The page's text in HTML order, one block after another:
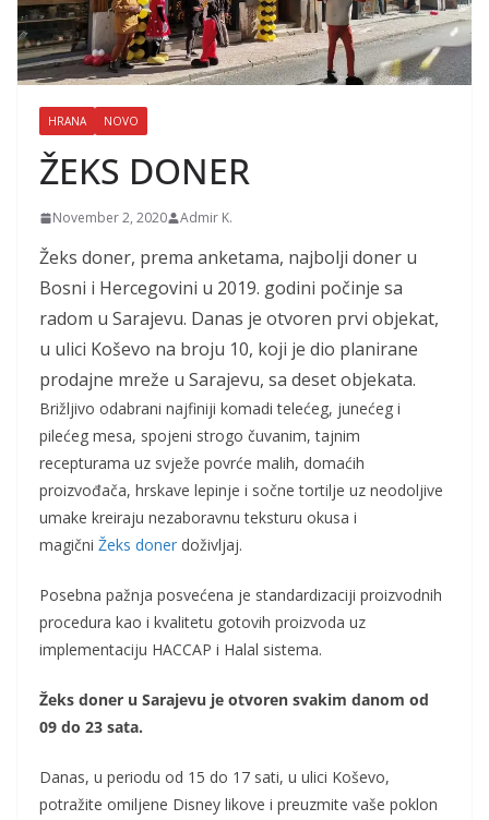
HRANA NOVO
ŽEKS DONER
November 2, 2020 Admir K.
Žeks doner, prema anketama, najbolji doner u
Bosni i Hercegovini u 2019. godini počinje sa
radom u Sarajevu. Danas je otvoren prvi objekat,
u ulici Koševo na broju 10, koji je dio planirane
prodajne mreže u Sarajevu, sa deset objekata.
Brižljivo odabrani najfiniji komadi telećeg, junećeg i
pilećeg mesa, spojeni strogo čuvanim, tajnim
recepturama uz svježe povrće malih, domaćih
proizvođača, hrskave lepinje i sočne tortilje uz neodoljive
umake kreiraju nezaboravnu teksturu okusa i
magični Žeks doner doživljaj.
Posebna pažnja posvećena je standardizaciji proizvodnih
procedura kao i kvalitetu gotovih proizvoda uz
implementaciju HACCAP i Halal sistema.
Žeks doner u Sarajevu je otvoren svakim danom od
09 do 23 sata.
Danas, u periodu od 15 do 17 sati, u ulici Koševo,
potražite omiljene Disney likove i preuzmite vaše poklon